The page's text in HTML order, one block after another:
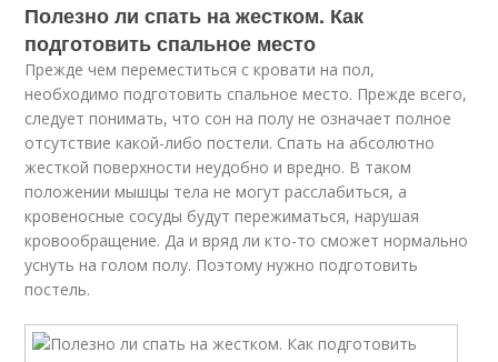
Полезно ли спать на жестком. Как
подготовить спальное место
Прежде чем переместиться с кровати на пол,
необходимо подготовить спальное место. Прежде всего,
следует понимать, что сон на полу не означает полное
отсутствие какой-либо постели. Спать на абсолютно
жесткой поверхности неудобно и вредно. В таком
положении мышцы тела не могут расслабиться, а
кровеносные сосуды будут пережиматься, нарушая
кровообращение. Да и вряд ли кто-то сможет нормально
уснуть на голом полу. Поэтому нужно подготовить
постель.